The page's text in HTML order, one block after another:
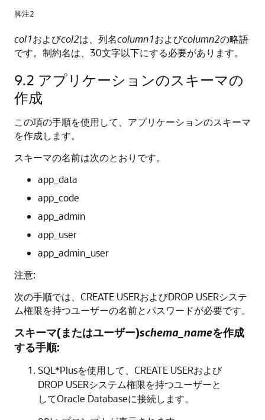
脚注2
col1およびcol2は、列名column1およびcolumn2の略語
です。制約名は、30文字以下にする必要があります。
9.2 アプリケーションのスキーマの
作成
この項の手順を使用して、アプリケーションのスキーマ
を作成します。
スキーマの名前は次のとおりです。
app_data
app_code
app_admin
app_user
app_admin_user
注意:
次の手順では、 CREATE USERおよびDROP USERシステ
ム権限を持つユーザーの名前とパスワードが必要です。
スキーマ(またはユーザー)schema_nameを作成
する手順:
SQL*Plusを使用して、 CREATE USERおよび
DROP USERシステム権限を持つユーザーと
してOracle Databaseに接続します。